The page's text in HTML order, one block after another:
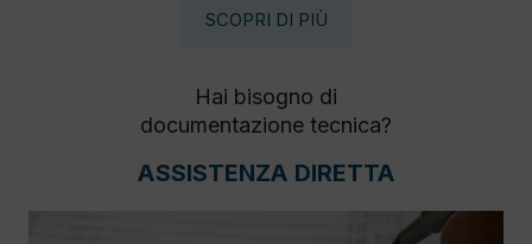
SCOPRI DI PIÙ
Hai bisogno di
documentazione tecnica?
ASSISTENZA DIRETTA